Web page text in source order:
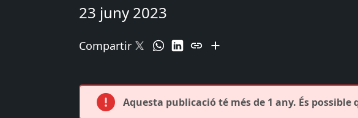
23 juny 2023
Compartir
Aquesta publicació té més de 1 any. És